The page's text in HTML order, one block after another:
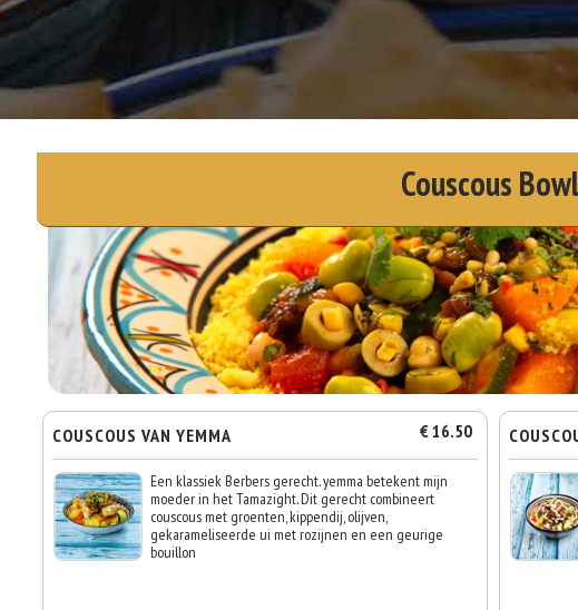
Couscous
COUSCOUS VAN YEMMA € 16.50
Een klassiek Berbers gerecht. yemma betekent mijn
moeder in het Tamazight. Dit gerecht combineert
couscous met groenten, kippendij, olijven,
gekarameliseerde ui met rozijnen en een geurige
bouillon